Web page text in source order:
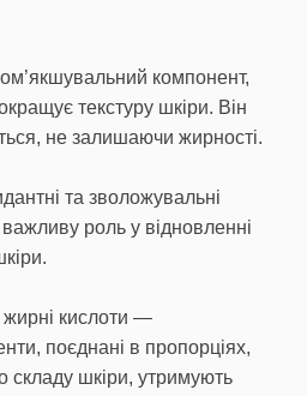
компонент,
текстуру шкіри. Він
не залишаючи жирності.
та зволожувальні
важливу роль у відновленні
жирні кислоти —
поєднані в пропорціях,
складу шкіри, утримують